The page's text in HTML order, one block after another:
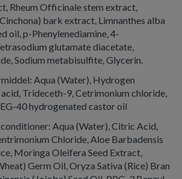
Rheum Officinale stem extract,
bark extract, Limnanthes alba
oil, p-Phenylenediamine, 4-
glutamate diacetate,
Sodium metabisulfite, Glycerin.
Aqua (Water), Hydrogen
Trideceth-9, Cetrimonium chloride,
40 hydrogenated castor oil
Aqua (Water), Citric Acid,
Chloride, Aloe Barbadensis
Moringa Oleifera Seed Extract,
Germ Oil, Oryza Sativa (Rice) Bran